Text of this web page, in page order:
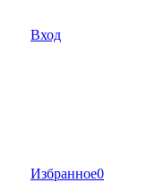
Вход
Избранное0